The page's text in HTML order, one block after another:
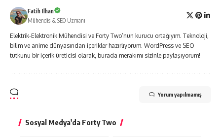
Fatih Ilhan
Mühendis & SEO Uzmanı
Elektrik-Elektronik Mühendisi ve Forty Two’nun kurucu ortağıyım. Teknoloji,
bilim ve anime dünyasından içerikler hazırlıyorum. WordPress ve SEO
tutkunu bir içerik üreticisi olarak, burada merakımı sizinle paylaşıyorum!
Yorum yapılmamış
Sosyal Medya'da Forty Two